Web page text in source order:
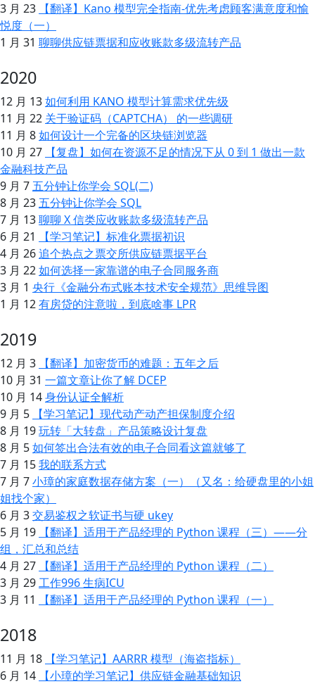
3 月 23
【翻译】Kano 模型完全指南-优先考虑顾客满意度和愉
悦度（一）
1 月 31 聊聊供应链票据和应收账款多级流转产品
2020
12 月 13如何利用 KANO 模型计算需求优先级
11 月 22 关于验证码（CAPTCHA） 的一些调研
11 月 8如何设计一个完备的区块链浏览器
10 月 27
【复盘】如何在资源不足的情况下从 0 到 1 做出一款
金融科技产品
9 月 7五分钟让你学会 SQL(二)
8 月 23五分钟让你学会 SQL
7 月 13聊聊 X 信类应收账款多级流转产品
6 月 21
【学习笔记】标准化票据初识
4 月 26追个热点之票交所供应链票据平台
3 月 22如何选择一家靠谱的电子合同服务商
3 月 1 央行《金融分布式账本技术安全规范》思维导图
1 月 12有房贷的注意啦，到底啥事 LPR
2019
12 月 3
【翻译】加密货币的难题：五年之后
10 月 31 一篇文章让你了解 DCEP
10 月 14身份认证全解析
9 月 5
【学习笔记】现代动产动产担保制度介绍
8 月 19玩转「大转盘」产品策略设计复盘
8 月 5如何签出合法有效的电子合同看这篇就够了
7 月 15我的联系方式
7 月 7小璋的家庭数据存储方案（一）（又名：给硬盘里的小姐
姐找个家）
6 月 3交易鉴权之软证书与硬 ukey
5 月 19
【翻译】适用于产品经理的 Python 课程（三）——分
组，汇总和总结
4 月 27
【翻译】适用于产品经理的 Python 课程（二）
3 月 29工作996 生病ICU
3 月 11
【翻译】适用于产品经理的 Python 课程（一）
2018
11 月 18
【学习笔记】AARRR 模型（海盗指标）
6 月 14
【小璋的学习笔记】供应链金融基础知识